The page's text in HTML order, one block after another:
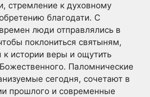
стремление к духовному
благодати. С
люди отправлялись в
поклониться святыням,
к истории веры и ощутить
Паломнические
сегодня, сочетают в
прошлого и современные